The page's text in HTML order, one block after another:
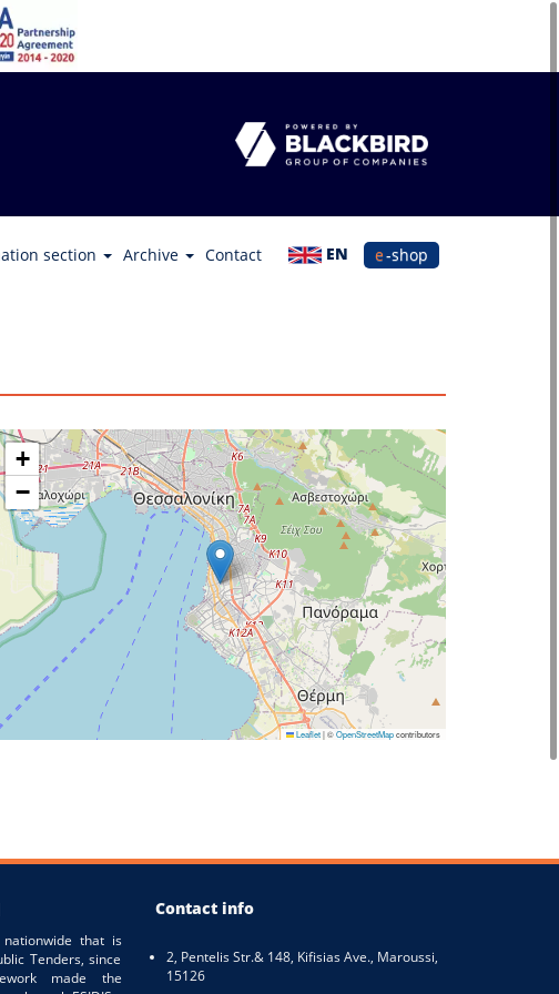
section Archive Contact EN e-shop
+
−
Leaflet|©OpenStreetMapcontributors
that is
Tenders, since
made the
Contact info
2, Pentelis Str.& 148, Kifisias Ave., Maroussi,
15126